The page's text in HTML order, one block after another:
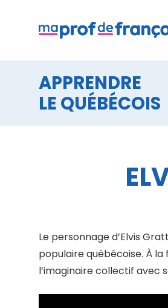
APPRENDRE
LE QUÉBÉCOIS
Le personnage d’Elvis
populaire québécoise. À
l’imaginaire collectif avec